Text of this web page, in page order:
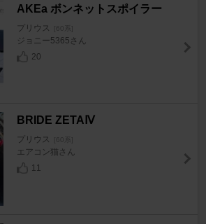
AKEa ボンネットスポイラー
プリウス [60系]
ジョニー5365さん
20
BRIDE ZETAⅣ
プリウス [60系]
エアコン猫さん
11